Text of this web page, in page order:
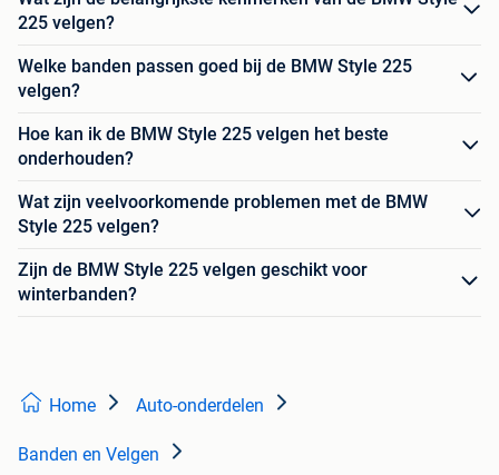
225 velgen?
Welke banden passen goed bij de BMW Style 225
velgen?
Hoe kan ik de BMW Style 225 velgen het beste
onderhouden?
Wat zijn veelvoorkomende problemen met de BMW
Style 225 velgen?
Zijn de BMW Style 225 velgen geschikt voor
winterbanden?
Home Auto-onderdelen
Banden en Velgen